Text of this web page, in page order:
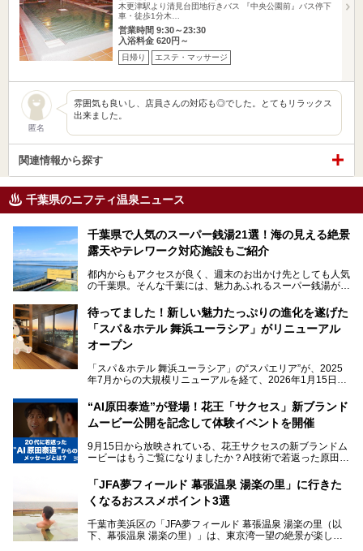
木更津駅より清見台団地行きバス 『中央公園前』バス停下
車・徒歩1分木…
営業時間 9:30～23:30
入浴料金 620円～
日帰り エステ・マッサージ
匿名
雰囲気も良いし、店員さんの対応も◎でした。とてもリラックス
出来ました。
関連情報から探す
千葉県のニフティ温泉ニュース
千葉県で人気のスーパー銭湯21選！海の見える絶景
露天やテレワーク対応施設もご紹介
都内からもアクセスが良く、週末のお出かけ先としても人気
の千葉県。そんな千葉には、魅力あふれるスーパー銭湯がた
「サウナでしっかりととのいたい」「海が見える絶景で非日
常を味わいたい」「子連れでも気兼ねなく1日過ごした
い」。
そんな多様なニーズに応える施設が揃っているため、その日
の目的に合った施設がきっと見つかるはずです。
さらに最近では、24時間営業で深夜まで滞在できる施設
や、テレワーク・コワーキングスペースを備えた仕事もでき
るスパも増えており、ただの入浴施設にとどまらない進化を
本記事では、人気スーパー銭湯から絶景施設、コワーキング
スペースや休憩スペースが充実した施設、子連れファミリー
向けの施設など、目的に合わせたおすすめの施設を紹介しま
す。
ださい。
待ってました！新しい魅力たっぷりの進化を遂げた
「スパ＆ホテル 舞浜ユーラシア」がリニューアル
オープン
「スパ＆ホテル 舞浜ユーラシア」の“スパエリア”が、2025
年7月からの大規模リニューアルを経て、2026年1月15日
新設エリアや生まれ変わった浴場・サウナの魅力を、人気キ
ャラクター「ユーラシわん」と一緒にご紹介します。必見の
───
提供元：SPA＆HOTEL舞浜ユーラシア【PR】
です。
“AI原田泰造”が登場！花王「サクセス」新ブランド
ムービー公開を記念して体験イベントを開催
9月15日から放映されている、花王サクセスの新ブランドム
ービーはもうご覧になりましたか？AI技術で若返った原田泰
伝えるムービーです。公開を記念して、スパメッツァおおた
か竜泉寺の湯にて体験イベントを開催。花王サクセスの製品
が無料で試せるチャンスです！
提供元：花王株式会社【PR】
この記事は花王株式会社商品のPRレポート記事です。
「JFA夢フィールド 幕張温泉 湯楽の里」に行きた
くなるおススメポイント3選
千葉市美浜区の「JFA夢フィールド 幕張温泉 湯楽の里（以
下、幕張温泉 湯楽の里）」は、東京湾一望の絶景が楽しめ